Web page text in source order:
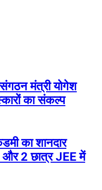
मंत्री योगेश
का संकल्प
का शानदार
और 2 छात्र JEE में